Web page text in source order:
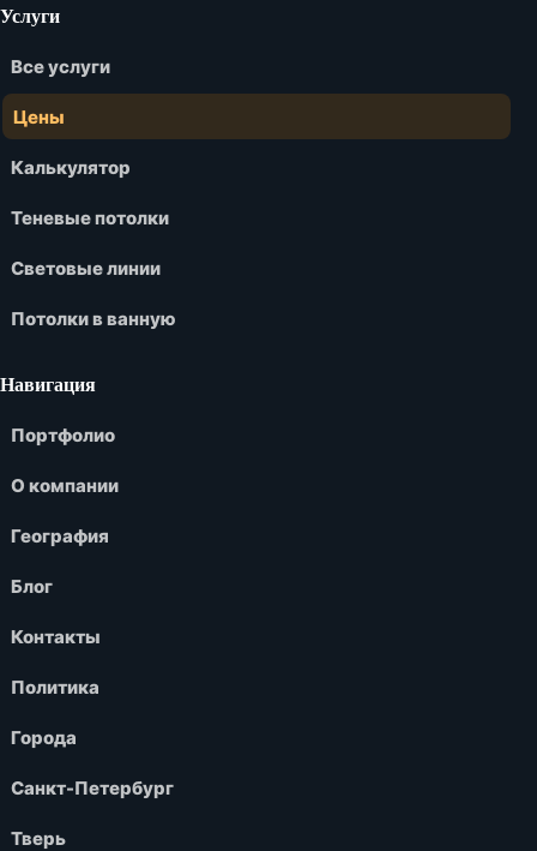
Услуги
Все услуги
Цены
Калькулятор
Теневые потолки
Световые линии
Потолки в ванную
Навигация
Портфолио
О компании
География
Блог
Контакты
Политика
Города
Санкт-Петербург
Тверь